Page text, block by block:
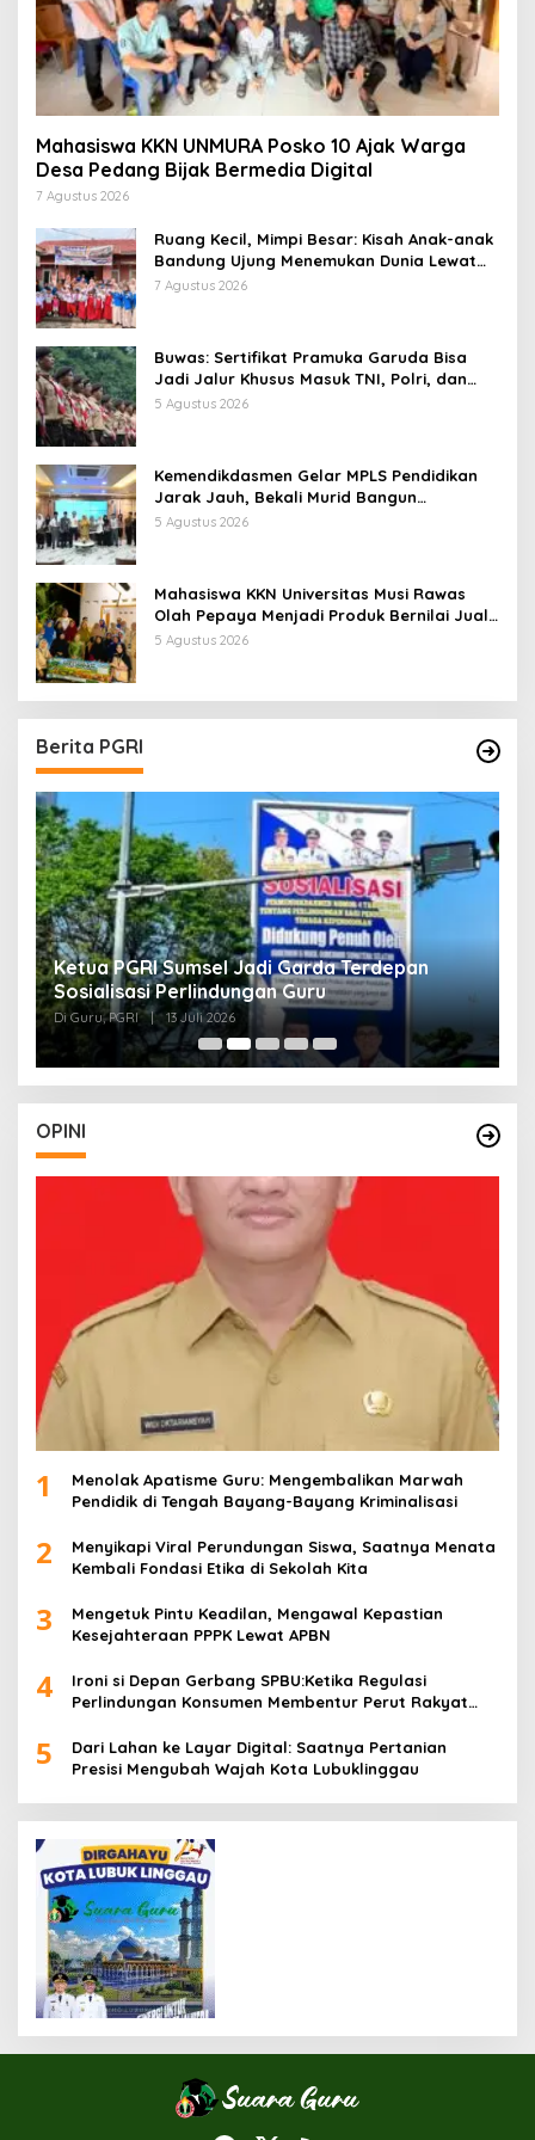
Mahasiswa KKN UNMURA Posko 10 Ajak Warga
Desa Pedang Bijak Bermedia Digital
7 Agustus 2026
Ruang Kecil, Mimpi Besar: Kisah Anak-anak
Bandung Ujung Menemukan Dunia Lewat
Literasi
7 Agustus 2026
Buwas: Sertifikat Pramuka Garuda Bisa
Jadi Jalur Khusus Masuk TNI, Polri, dan
Perguruan Tinggi
5 Agustus 2026
Kemendikdasmen Gelar MPLS Pendidikan
Jarak Jauh, Bekali Murid Bangun
Kemandirian Belajar
5 Agustus 2026
Mahasiswa KKN Universitas Musi Rawas
Olah Pepaya Menjadi Produk Bernilai Jual
Tinggi, Dorong UMKM Desa Air Satan
5 Agustus 2026
Berita PGRI
Ketua PGRI Sumsel Jadi Garda Terdepan
Sosialisasi Perlindungan Guru
Di Guru, PGRI | 13 Juli 2026
OPINI
1
Menolak Apatisme Guru: Mengembalikan Marwah
Pendidik di Tengah Bayang-Bayang Kriminalisasi
2
Menyikapi Viral Perundungan Siswa, Saatnya Menata
Kembali Fondasi Etika di Sekolah Kita
3
Mengetuk Pintu Keadilan, Mengawal Kepastian
Kesejahteraan PPPK Lewat APBN
4
Ironi si Depan Gerbang SPBU:Ketika Regulasi
Perlindungan Konsumen Membentur Perut Rakyat
5
Dari Lahan ke Layar Digital: Saatnya Pertanian
Presisi Mengubah Wajah Kota Lubuklinggau